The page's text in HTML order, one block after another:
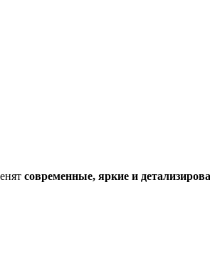
современные, яркие и